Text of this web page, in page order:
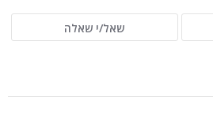
שאל/י שאלה